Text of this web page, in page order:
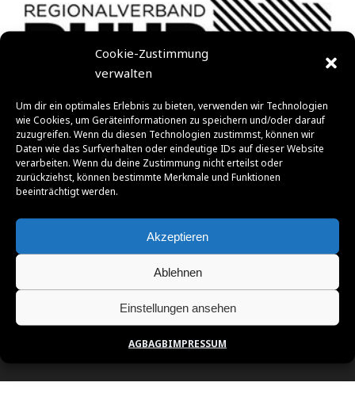
Cookie-Zustimmung
verwalten
Um dir ein optimales Erlebnis zu bieten, verwenden wir Technologien
wie Cookies, um Geräteinformationen zu speichern und/oder darauf
zuzugreifen. Wenn du diesen Technologien zustimmst, können wir
Daten wie das Surfverhalten oder eindeutige IDs auf dieser Website
verarbeiten. Wenn du deine Zustimmung nicht erteilst oder
zurückziehst, können bestimmte Merkmale und Funktionen
beeinträchtigt werden.
Akzeptieren
Ablehnen
Einstellungen ansehen
AGBAGBIMPRESSUM